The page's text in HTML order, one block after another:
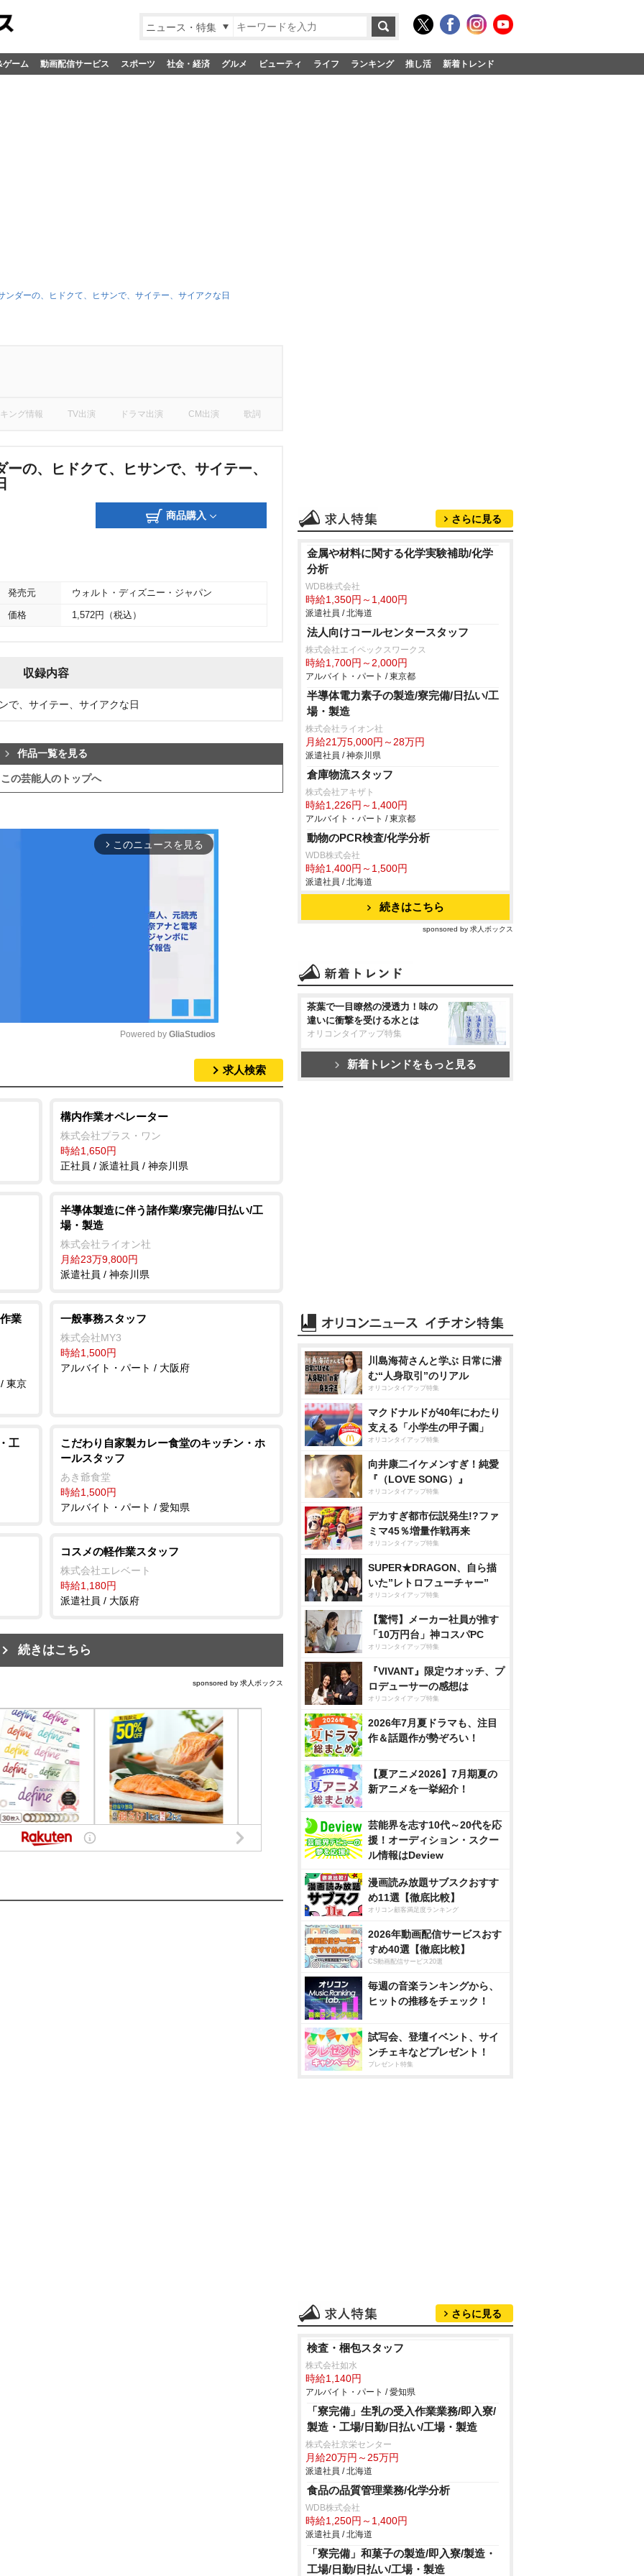
ニュース・特集
ゲーム 動画配信サービス スポーツ 社会・経済 グルメ ビューティ ライフ ランキング 推し活 新着トレンド
ンダーの、ヒドクて、ヒサンで、サイテー、サイアクな日
ング情報 TV出演 ドラマ出演 CM出演 歌詞
ーの、ヒドクて、ヒサンで、サイテー、
商品購入
発売元 ウォルト・ディズニー・ジャパン
価格 1,572円（税込）
収録内容
で、サイテー、サイアクな日
作品一覧を見る
この芸能人のトップへ
arrow_forward_ios このニュースを見る
t
e
Powered by GliaStudios
求人検索
構内作業オペレーター
株式会社プラス・ワン
時給1,650円
正社員 / 派遣社員 / 神奈川県
半導体製造に伴う諸作業/寮完備/日払い/工
場・製造
株式会社ライオン社
月給23万9,800円
派遣社員 / 神奈川県
業
東京
一般事務スタッフ
株式会社MY3
時給1,500円
アルバイト・パート / 大阪府
工
こだわり自家製カレー食堂のキッチン・ホ
ールスタッフ
あき爺食堂
時給1,500円
アルバイト・パート / 愛知県
コスメの軽作業スタッフ
株式会社エレベート
時給1,180円
派遣社員 / 大阪府
続きはこちら
sponsored by 求人ボックス
さらに見る
金属や材料に関する化学実験補助/化学
分析
WDB株式会社
時給1,350円～1,400円
派遣社員 / 北海道
法人向けコールセンタースタッフ
株式会社エイペックスワークス
時給1,700円～2,000円
アルバイト・パート / 東京都
半導体電力素子の製造/寮完備/日払い/工
場・製造
株式会社ライオン社
月給21万5,000円～28万円
派遣社員 / 神奈川県
倉庫物流スタッフ
株式会社アキザト
時給1,226円～1,400円
アルバイト・パート / 東京都
動物のPCR検査/化学分析
WDB株式会社
時給1,400円～1,500円
派遣社員 / 北海道
続きはこちら
sponsored by 求人ボックス
茶葉で一目瞭然の浸透力！味の
違いに衝撃を受ける水とは
オリコンタイアップ特集
新着トレンドをもっと見る
川島海荷さんと学ぶ 日常に潜
む“人身取引”のリアル
オリコンタイアップ特集
マクドナルドが40年にわたり
支える「小学生の甲子園」
オリコンタイアップ特集
向井康二イケメンすぎ！純愛
『（LOVE SONG）』
オリコンタイアップ特集
デカすぎ都市伝説発生!?ファ
ミマ45％増量作戦再来
オリコンタイアップ特集
SUPER★DRAGON、自ら描
いた”レトロフューチャー”
オリコンタイアップ特集
【驚愕】メーカー社員が推す
「10万円台」神コスパPC
オリコンタイアップ特集
『VIVANT』限定ウオッチ、プ
ロデューサーの感想は
オリコンタイアップ特集
2026年7月夏ドラマも、注目
作＆話題作が勢ぞろい！
【夏アニメ2026】7月期夏の
新アニメを一挙紹介！
芸能界を志す10代～20代を応
援！オーディション・スクー
ル情報はDeview
漫画読み放題サブスクおすす
め11選【徹底比較】
オリコン顧客満足度ランキング
2026年動画配信サービスおす
すめ40選【徹底比較】
CS動画配信サービス20選
毎週の音楽ランキングから、
ヒットの推移をチェック！
試写会、登壇イベント、サイ
ンチェキなどプレゼント！
プレゼント特集
さらに見る
検査・梱包スタッフ
株式会社如水
時給1,140円
アルバイト・パート / 愛知県
「寮完備」生乳の受入作業業務/即入寮/
製造・工場/日勤/日払い/工場・製造
株式会社京栄センター
月給20万円～25万円
派遣社員 / 北海道
食品の品質管理業務/化学分析
WDB株式会社
時給1,250円～1,400円
派遣社員 / 北海道
「寮完備」和菓子の製造/即入寮/製造・
工場/日勤/日払い/工場・製造